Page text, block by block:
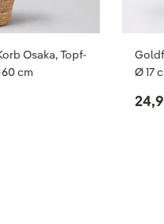
Osaka, Topf-
cm
Ø 17